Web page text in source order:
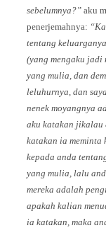
sebelumnya?” aku
penerjemahnya:
tentang
(yang mengaku
yang mulia, dan
leluhurnya, dan
nenek moyangnya
aku katakan jikalau
katakan ia meminta
kepada anda
yang mulia, lalu
mereka adalah
apakah kalian
ia katakan, maka